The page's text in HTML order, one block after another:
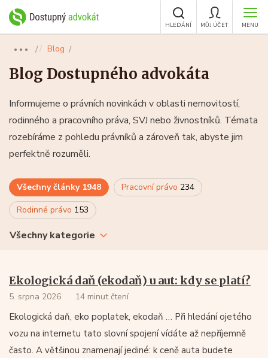
MENU
MŮJ ÚČET
HLEDÁNÍ
●●● Blog
Blog Dostupného advokáta
Informujeme o právních novinkách v oblasti nemovitostí,
rodinného a pracovního práva, SVJ nebo živnostníků. Témata
rozebíráme z pohledu právníků a zároveň tak, abyste jim
perfektně rozuměli.
Všechny články 1948 Pracovní právo 234
Rodinné právo 153
Všechny kategorie
Ekologická daň (ekodaň) u aut: kdy se platí?
5. srpna 2026 14 minut čtení
Ekologická daň, eko poplatek, ekodaň … Při hledání ojetého
vozu na internetu tato slovní spojení vídáte až nepříjemně
často. A většinou znamenají jediné: k ceně auta budete